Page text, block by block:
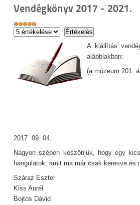
Vendégkönyv 2017 - 2021.
A kiállítás
alábbiakban:
(a múzeum 201.
2017. 09. 04.
Nagyon szépen köszönjük, hogy egy
hangulatok, amit ma már csak keresve
Száraz Eszter
Kiss Aurél
Bojtos Dávid